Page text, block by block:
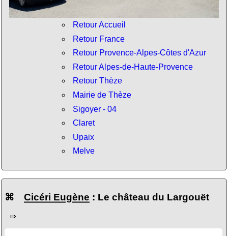
Retour Accueil
Retour France
Retour Provence-Alpes-Côtes d'Azur
Retour Alpes-de-Haute-Provence
Retour Thèze
Mairie de Thèze
Sigoyer - 04
Claret
Upaix
Melve
⌘ Cicéri Eugène : Le château du Largouët
⤇